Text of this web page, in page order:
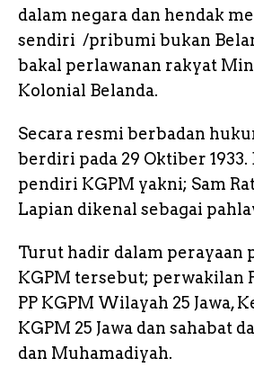
dalam negara dan hendak
sendiri /pribumi bukan
bakal perlawanan rakyat
Kolonial Belanda.
Secara resmi berbadan
berdiri pada 29 Oktiber 1933.
pendiri KGPM yakni; Sam
Lapian dikenal sebagai
Turut hadir dalam perayaan
KGPM tersebut; perwakilan
PP KGPM Wilayah 25 Jawa,
KGPM 25 Jawa dan sahabat
dan Muhamadiyah.